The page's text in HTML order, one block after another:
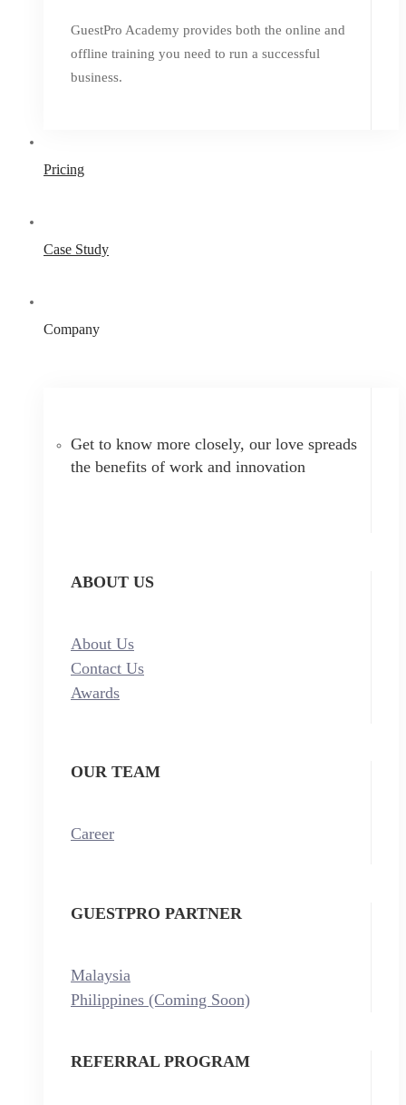
GuestPro Academy provides both the online and
offline training you need to run a successful
business.
Pricing
Case Study
Company
Get to know more closely, our love spreads
the benefits of work and innovation
ABOUT US
About Us
Contact Us
Awards
OUR TEAM
Career
GUESTPRO PARTNER
Malaysia
Philippines (Coming Soon)
REFERRAL PROGRAM